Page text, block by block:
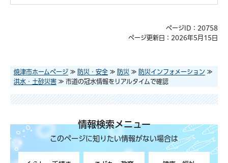
ページID：20758
ページ更新日：2026年5月15日
焼津市ホームページ ≫ 防災・安全 ≫ 防災 ≫ 防災インフォメーション ≫
洪水・土砂災害 ≫ 市道の冠水情報をリアルタイムで確認
情報検索メニュー
このページに知りたい情報がない場合は